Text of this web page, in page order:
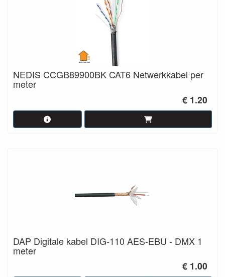
NEDIS CCGB89900BK CAT6 Netwerkkabel per
meter
€ 1.20
DAP Digitale kabel DIG-110 AES-EBU - DMX 1
meter
€ 1.00